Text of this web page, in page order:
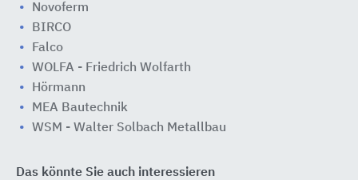
Novoferm
BIRCO
Falco
WOLFA - Friedrich Wolfarth
Hörmann
MEA Bautechnik
WSM - Walter Solbach Metallbau
Das könnte Sie auch interessieren